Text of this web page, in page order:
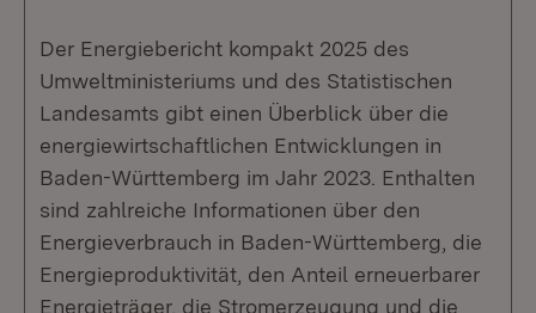
Der Energiebericht kompakt 2025 des
Umweltministeriums und des Statistischen
Landesamts gibt einen Überblick über die
energiewirtschaftlichen Entwicklungen in
Baden-Württemberg im Jahr 2023. Enthalten
sind zahlreiche Informationen über den
Energieverbrauch in Baden-Württemberg, die
Energieproduktivität, den Anteil erneuerbarer
Energieträger, die Stromerzeugung und die